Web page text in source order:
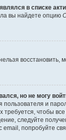
в списке
вы найдете опцию
но не могу
пользователя и
требуется, чтобы
следуйте
попробуйте